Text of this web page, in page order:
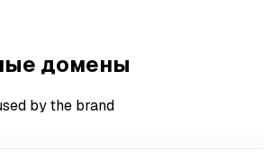
домены
by the brand